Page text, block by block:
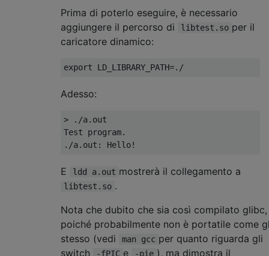
Prima di poterlo eseguire, è necessario
aggiungere il percorso di
libtest.so per il
caricatore dinamico:
Adesso:
> ./a.out
Test program.
E ldd a.out mostrerà il collegamento a
libtest.so .
Nota che dubito che sia così compilato glibc,
poiché probabilmente non è portatile come
stesso (vedi
man gcc per quanto riguarda gli
switch
-fPIC e -pie ), ma dimostra il